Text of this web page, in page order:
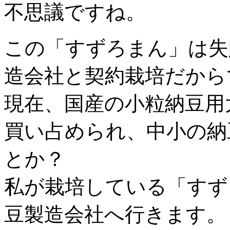
不思議ですね。
この「すずろまん」は
造会社と契約栽培だか
現在、国産の小粒納豆
買い占められ、中小の
とか？
私が栽培している「す
豆製造会社へ行きます。